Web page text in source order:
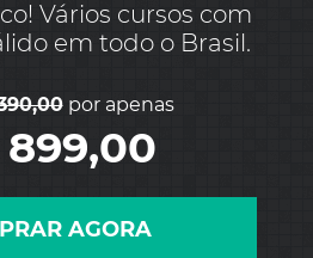
Vários cursos com
em todo o Brasil.
por apenas
899,00
AGORA